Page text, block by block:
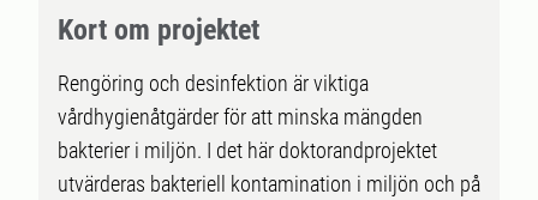
Kort om projektet
Rengöring och desinfektion är viktiga
vårdhygienåtgärder för att minska mängden
bakterier i miljön. I det här doktorandprojektet
utvärderas bakteriell kontamination i miljön och på